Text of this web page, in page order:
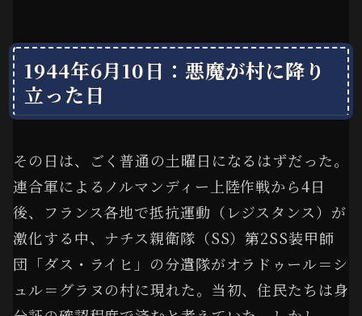
1944年6月10日：悪魔が村に降り
立った日
その日は、ごく普通の土曜日になるはずだった。
連合軍によるノルマンディー上陸作戦から4日
後、フランス各地で抵抗運動（レジスタンス）が
激化する中、ナチス親衛隊（SS）第2SS装甲師
団「ダス・ライヒ」の分遣隊がオラドゥール＝シ
ュル＝グラヌの村に現れた。当初、住民たちは身